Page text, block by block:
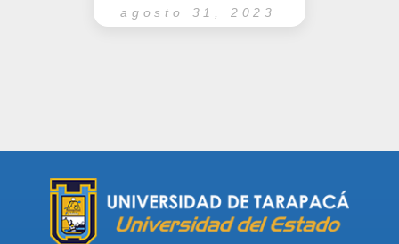
agosto 31, 2023